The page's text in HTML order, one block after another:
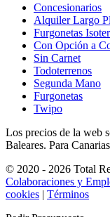
Concesionarios
Alquiler Largo
Furgonetas
Con Opción a
Sin Carnet
Todoterrenos
Segunda Mano
Furgonetas
Twipo
Los precios de la web
Baleares. Para
© 2020 - 2026 Total
Colaboraciones y
cookies | Términos